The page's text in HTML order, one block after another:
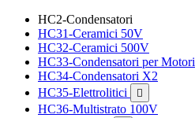
HC2-Condensatori
HC31-Ceramici 50V
HC32-Ceramici 500V
HC33-Condensatori per Motori
HC34-Condensatori X2
HC35-Elettrolitici

HC36-Multistrato 100V